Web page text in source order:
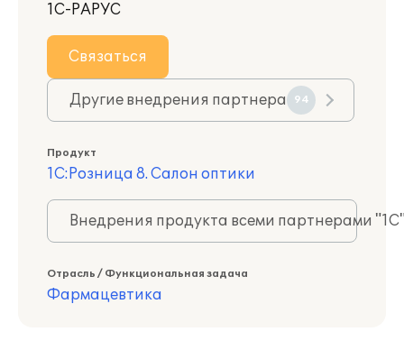
1С-РАРУС
Связаться
Другие внедрения партнера 94
Продукт
1С:Розница 8. Салон оптики
Внедрения продукта всеми партнерами
Отрасль / Функциональная задача
Фармацевтика